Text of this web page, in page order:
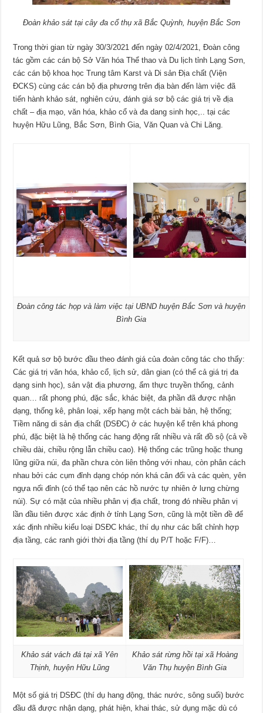
Đoàn khảo sát tại cây đa cổ thụ xã Bắc Quỳnh, huyện Bắc Sơn
Trong thời gian từ ngày 30/3/2021 đến ngày 02/4/2021, Đoàn công
tác gồm các cán bộ Sở Văn hóa Thể thao và Du lịch tỉnh Lạng Sơn,
các cán bộ khoa học Trung tâm Karst và Di sản Địa chất (Viện
ĐCKS) cùng các cán bộ địa phương trên địa bàn đến làm việc đã
tiến hành khảo sát, nghiên cứu, đánh giá sơ bộ các giá trị về địa
chất – địa mạo, văn hóa, khảo cổ và đa dang sinh học,.. tại các
huyện Hữu Lũng, Bắc Sơn, Bình Gia, Văn Quan và Chi Lăng.
Đoàn công tác họp và làm việc tại UBND huyện Bắc Sơn và huyện
Bình Gia
Kết quả sơ bộ bước đầu theo đánh giá của đoàn công tác cho thấy:
Các giá trị văn hóa, khảo cổ, lịch sử, dân gian (có thể cả giá trị đa
dạng sinh học), sản vật địa phương, ẩm thực truyền thống, cảnh
quan… rất phong phú, đặc sắc, khác biệt, đa phần đã được nhận
dạng, thống kê, phân loại, xếp hạng một cách bài bản, hệ thống;
Tiềm năng di sản địa chất (DSĐC) ở các huyện kể trên khá phong
phú, đặc biệt là hệ thống các hang động rất nhiều và rất đồ sộ (cả về
chiều dài, chiều rộng lẫn chiều cao). Hệ thống các trũng hoặc thung
lũng giữa núi, đa phần chưa còn liên thông với nhau, còn phân cách
nhau bởi các cụm đỉnh dạng chóp nón khá cân đối và các quèn, yên
ngựa nối đỉnh (có thể tạo nên các hồ nước tự nhiên ở lưng chừng
núi). Sự có mặt của nhiều phân vị địa chất, trong đó nhiều phân vị
lần đầu tiên được xác định ở tỉnh Lạng Sơn, cũng là một tiền đề để
xác định nhiều kiểu loại DSĐC khác, thí dụ như các bất chỉnh hợp
địa tầng, các ranh giới thời địa tầng (thí dụ P/T hoặc F/F)…
Khảo sát vách đá tại xã Yên
Thịnh, huyện Hữu Lũng
Khảo sát rừng hồi tại xã Hoàng
Văn Thụ huyện Bình Gia
Một số giá trị DSĐC (thí dụ hang động, thác nước, sông suối) bước
đầu đã được nhận dạng, phát hiện, khai thác, sử dụng mặc dù có